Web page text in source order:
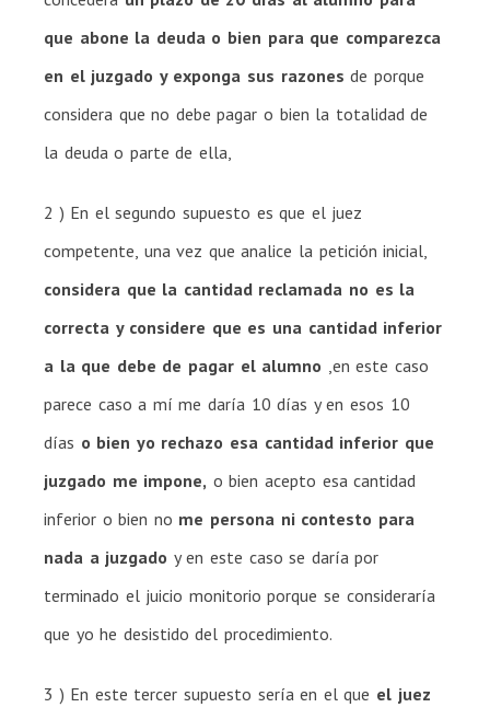
que abone la deuda o bien para que comparezca
en el juzgado y exponga sus razones de porque
considera que no debe pagar o bien la totalidad de
la deuda o parte de ella,
2 ) En el segundo supuesto es que el juez
competente, una vez que analice la petición inicial,
considera que la cantidad reclamada no es la
correcta y considere que es una cantidad inferior
a la que debe de pagar el alumno ,en este caso
parece caso a mí me daría 10 días y en esos 10
días o bien yo rechazo esa cantidad inferior que
juzgado me impone, o bien acepto esa cantidad
inferior o bien no me persona ni contesto para
nada a juzgado y en este caso se daría por
terminado el juicio monitorio porque se consideraría
que yo he desistido del procedimiento.
3 ) En este tercer supuesto sería en el que el juez